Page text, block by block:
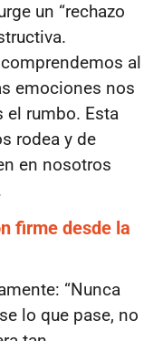
un “rechazo
al
emociones nos
el rumbo. Esta
rodea y de
en nosotros
firme desde la
“Nunca
lo que pase, no